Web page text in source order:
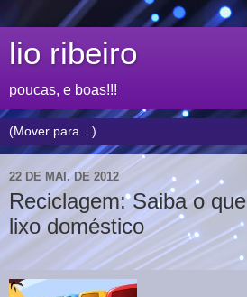
lio ribeiro
poucas, e boas!!!
22 DE MAI. DE 2012
Reciclagem: Saiba o
lixo doméstico